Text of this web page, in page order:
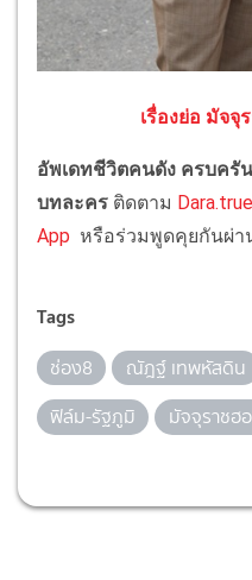
เรื่องย่อ มัจจุ
อัพเดทชีวิตคนดัง ครบครัน
บทละคร ติดตาม
App หรือร่วมพูดคุยกันผ่า
Tags
ช่อง8 ณัฎฐ์ เทพหัสดิน
ฟิล์ม-รัฐภูมิ
มัจจุราชฮ